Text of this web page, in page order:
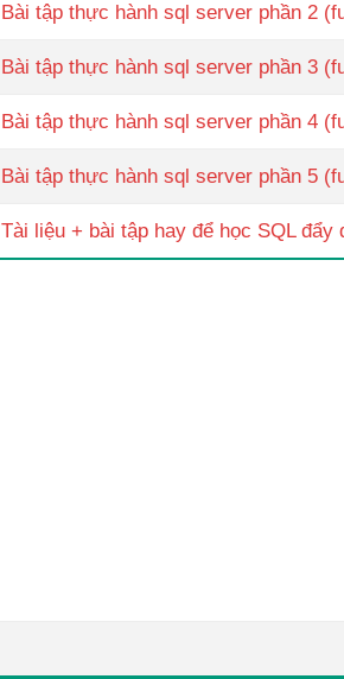
Bài tập thực hành sql server phần 2
Bài tập thực hành sql server phần 3
Bài tập thực hành sql server phần 4
Bài tập thực hành sql server phần 5
Tài liệu + bài tập hay để học SQL đẩy